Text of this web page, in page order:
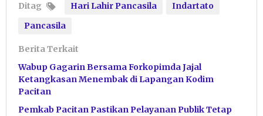
Ditag Hari Lahir Pancasila
Indartato
Pancasila
Berita Terkait
Wabup Gagarin Bersama Forkopimda Jajal
Ketangkasan Menembak di Lapangan Kodim
Pacitan
Pemkab Pacitan Pastikan Pelayanan Publik Tetap